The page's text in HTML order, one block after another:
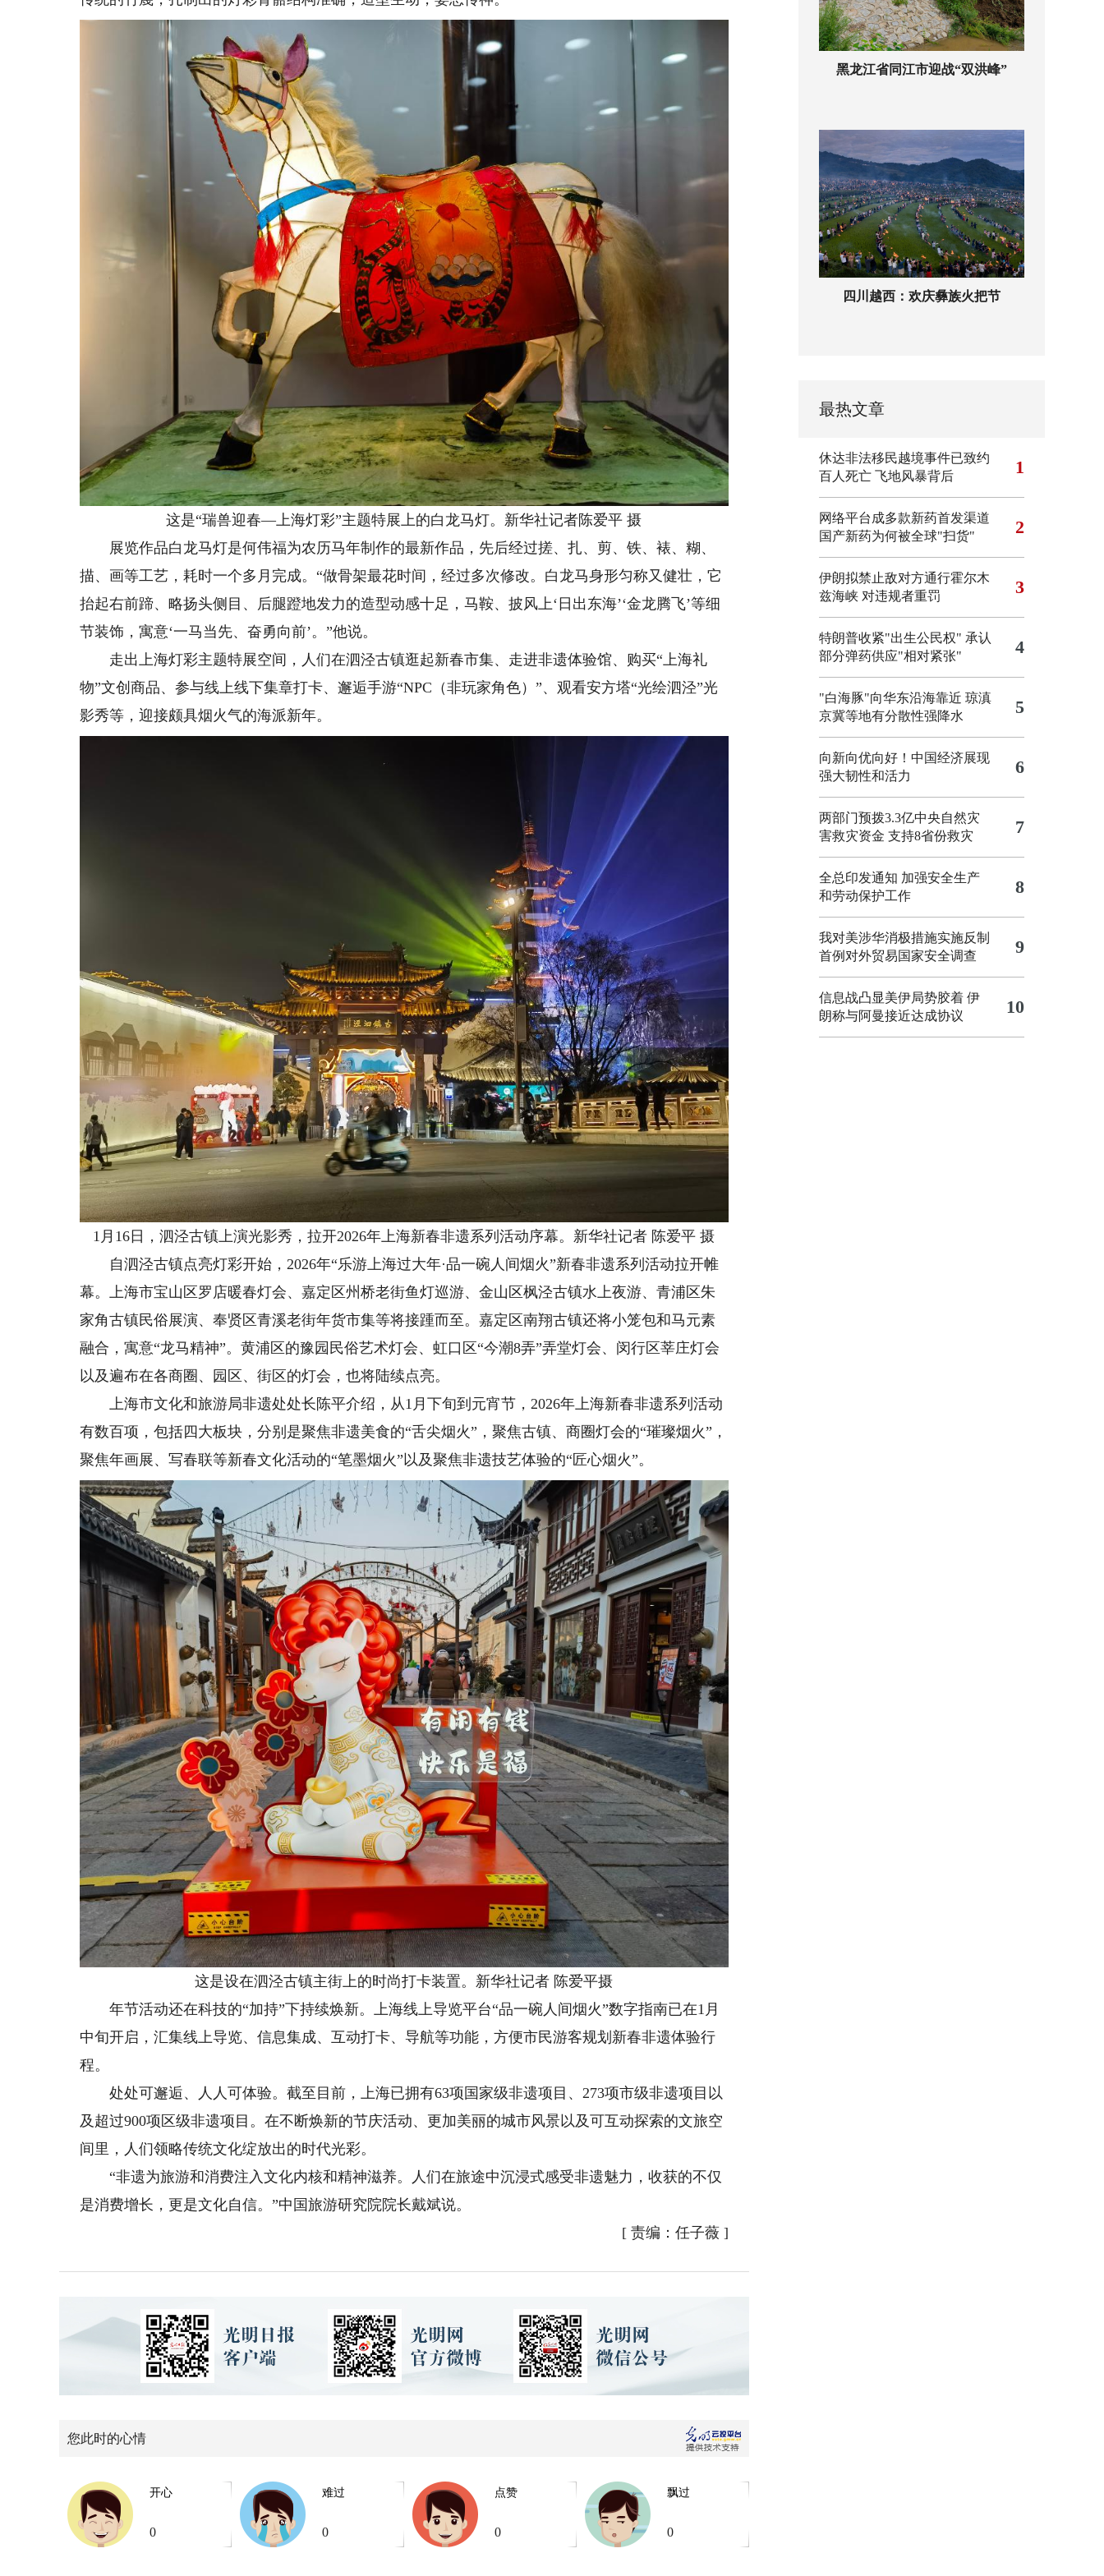
这是“瑞兽迎春—上海灯彩”主题特展上的白龙马灯。新华社记者陈爱平 摄
展览作品白龙马灯是何伟福为农历马年制作的最新作品，先后经过搓、扎、剪、铁、裱、糊、
描、画等工艺，耗时一个多月完成。“做骨架最花时间，经过多次修改。白龙马身形匀称又健壮，它
抬起右前蹄、略扬头侧目、后腿蹬地发力的造型动感十足，马鞍、披风上‘日出东海’‘金龙腾飞’等细
节装饰，寓意‘一马当先、奋勇向前’。”他说。
走出上海灯彩主题特展空间，人们在泗泾古镇逛起新春市集、走进非遗体验馆、购买“上海礼
物”文创商品、参与线上线下集章打卡、邂逅手游“NPC（非玩家角色）”、观看安方塔“光绘泗泾”光
影秀等，迎接颇具烟火气的海派新年。
1月16日，泗泾古镇上演光影秀，拉开2026年上海新春非遗系列活动序幕。新华社记者 陈爱平 摄
自泗泾古镇点亮灯彩开始，2026年“乐游上海过大年·品一碗人间烟火”新春非遗系列活动拉开帷
幕。上海市宝山区罗店暖春灯会、嘉定区州桥老街鱼灯巡游、金山区枫泾古镇水上夜游、青浦区朱
家角古镇民俗展演、奉贤区青溪老街年货市集等将接踵而至。嘉定区南翔古镇还将小笼包和马元素
融合，寓意“龙马精神”。黄浦区的豫园民俗艺术灯会、虹口区“今潮8弄”弄堂灯会、闵行区莘庄灯会
以及遍布在各商圈、园区、街区的灯会，也将陆续点亮。
上海市文化和旅游局非遗处处长陈平介绍，从1月下旬到元宵节，2026年上海新春非遗系列活动
有数百项，包括四大板块，分别是聚焦非遗美食的“舌尖烟火”，聚焦古镇、商圈灯会的“璀璨烟火”，
聚焦年画展、写春联等新春文化活动的“笔墨烟火”以及聚焦非遗技艺体验的“匠心烟火”。
这是设在泗泾古镇主街上的时尚打卡装置。新华社记者 陈爱平摄
年节活动还在科技的“加持”下持续焕新。上海线上导览平台“品一碗人间烟火”数字指南已在1月
中旬开启，汇集线上导览、信息集成、互动打卡、导航等功能，方便市民游客规划新春非遗体验行
程。
处处可邂逅、人人可体验。截至目前，上海已拥有63项国家级非遗项目、273项市级非遗项目以
及超过900项区级非遗项目。在不断焕新的节庆活动、更加美丽的城市风景以及可互动探索的文旅空
间里，人们领略传统文化绽放出的时代光彩。
“非遗为旅游和消费注入文化内核和精神滋养。人们在旅途中沉浸式感受非遗魅力，收获的不仅
是消费增长，更是文化自信。”中国旅游研究院院长戴斌说。
[ 责编：任子薇 ]
您此时的心情
开心
0
难过
0
点赞
0
飘过
0
黑龙江省同江市迎战“双洪峰”
四川越西：欢庆彝族火把节
最热文章
休达非法移民越境事件已致约
百人死亡 飞地风暴背后 1
网络平台成多款新药首发渠道
国产新药为何被全球"扫货"
2
伊朗拟禁止敌对方通行霍尔木
兹海峡 对违规者重罚
3
特朗普收紧"出生公民权" 承认
部分弹药供应"相对紧张"
4
"白海豚"向华东沿海靠近 琼滇
京冀等地有分散性强降水
5
向新向优向好！中国经济展现
强大韧性和活力
6
两部门预拨3.3亿中央自然灾
害救灾资金 支持8省份救灾
7
全总印发通知 加强安全生产
和劳动保护工作
8
我对美涉华消极措施实施反制
首例对外贸易国家安全调查
9
信息战凸显美伊局势胶着 伊
朗称与阿曼接近达成协议
10